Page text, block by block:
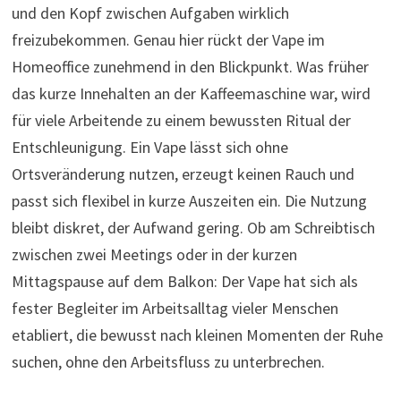
und den Kopf zwischen Aufgaben wirklich
freizubekommen. Genau hier rückt der Vape im
Homeoffice zunehmend in den Blickpunkt. Was früher
das kurze Innehalten an der Kaffeemaschine war, wird
für viele Arbeitende zu einem bewussten Ritual der
Entschleunigung. Ein Vape lässt sich ohne
Ortsveränderung nutzen, erzeugt keinen Rauch und
passt sich flexibel in kurze Auszeiten ein. Die Nutzung
bleibt diskret, der Aufwand gering. Ob am Schreibtisch
zwischen zwei Meetings oder in der kurzen
Mittagspause auf dem Balkon: Der Vape hat sich als
fester Begleiter im Arbeitsalltag vieler Menschen
etabliert, die bewusst nach kleinen Momenten der Ruhe
suchen, ohne den Arbeitsfluss zu unterbrechen.